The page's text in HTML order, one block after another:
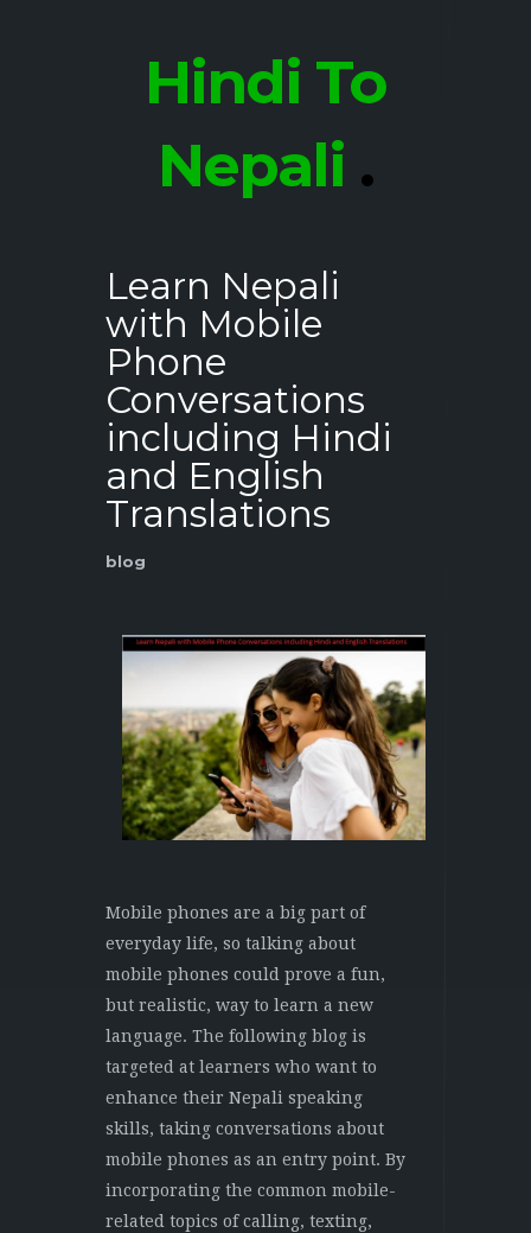
Hindi To
Nepali .
Learn Nepali
with Mobile
Phone
Conversations
including Hindi
and English
Translations
blog
Mobile phones are a big part of
everyday life, so talking about
mobile phones could prove a fun,
but realistic, way to learn a new
language. The following blog is
targeted at learners who want to
enhance their Nepali speaking
skills, taking conversations about
mobile phones as an entry point. By
incorporating the common mobile-
related topics of calling, texting,